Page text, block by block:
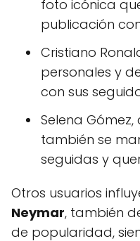
foto icónica
publicación
Cristiano
personales y
con sus
Selena
también se
seguidas y
Otros usuarios
Neymar, también
de popularidad,